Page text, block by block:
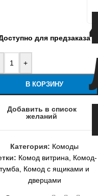
для предзаказа
+
В КОРЗИНУ
Добавить в список
желаний
Категория: Комоды
Комод витрина
Комод-
тумба
Комод с ящиками и
дверцами